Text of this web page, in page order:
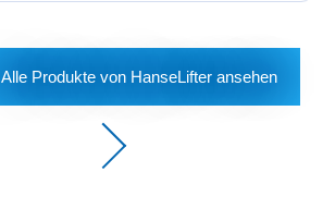
Alle Produkte von HanseLifter ansehen